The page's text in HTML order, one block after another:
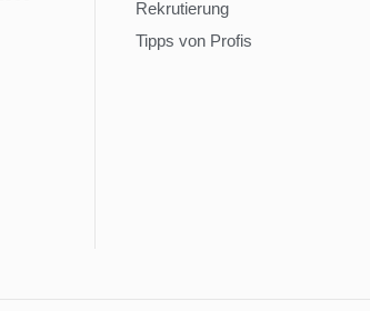
Rekrutierung
Tipps von Profis